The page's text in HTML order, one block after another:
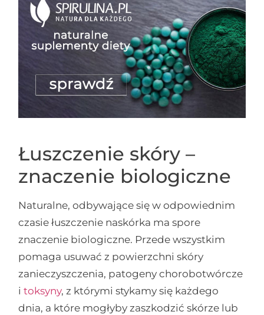
Łuszczenie skóry –
znaczenie biologiczne
Naturalne, odbywające się w odpowiednim
czasie łuszczenie naskórka ma spore
znaczenie biologiczne. Przede wszystkim
pomaga usuwać z powierzchni skóry
zanieczyszczenia, patogeny chorobotwórcze
itoksyny, z którymi stykamy się każdego
dnia, a które mogłyby zaszkodzić skórze lub